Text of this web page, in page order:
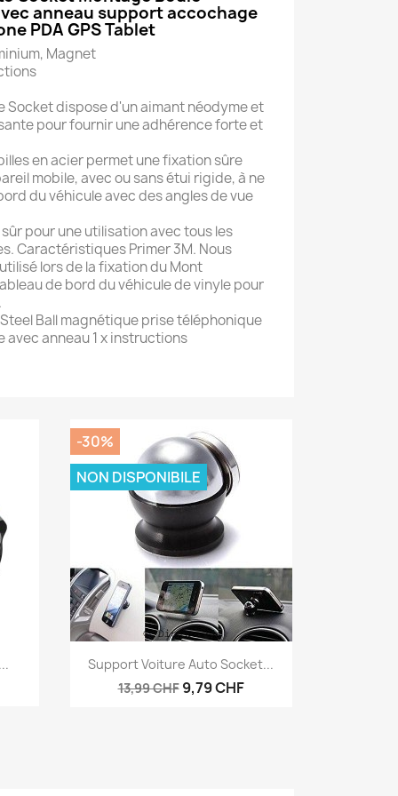
anneau support accochage
PDA GPS Tablet
Magnet
Socket dispose d'un aimant néodyme et
pour fournir une adhérence forte et
en acier permet une fixation sûre
mobile, avec ou sans étui rigide, à ne
du véhicule avec des angles de vue
pour une utilisation avec tous les
Caractéristiques Primer 3M. Nous
lors de la fixation du Mont
de bord du véhicule de vinyle pour
Ball magnétique prise téléphonique
avec anneau 1 x instructions
Anteprima
Support Voiture Auto Socket...
13,99 CHF 9,79 CHF
-30%
NON DISPONIBILE